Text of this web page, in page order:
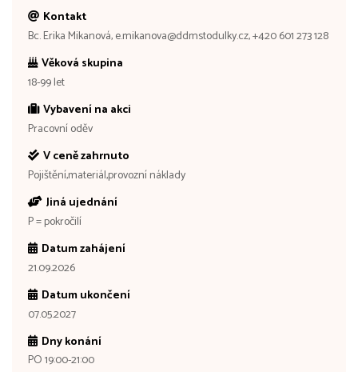
Kontakt
Bc. Erika Mikanová, e.mikanova@ddmstodulky.cz, +420 601 273 128
Věková skupina
18-99 let
Vybavení na akci
Pracovní oděv
V ceně zahrnuto
Pojištění,materiál,provozní náklady
Jiná ujednání
P = pokročilí
Datum zahájení
21.09.2026
Datum ukončení
07.05.2027
Dny konání
PO 19:00-21:00